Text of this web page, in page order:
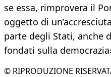
se essa, rimprovera il
oggetto di
parte degli Stati, anche
fondati sulla
© RIPRODUZIONE